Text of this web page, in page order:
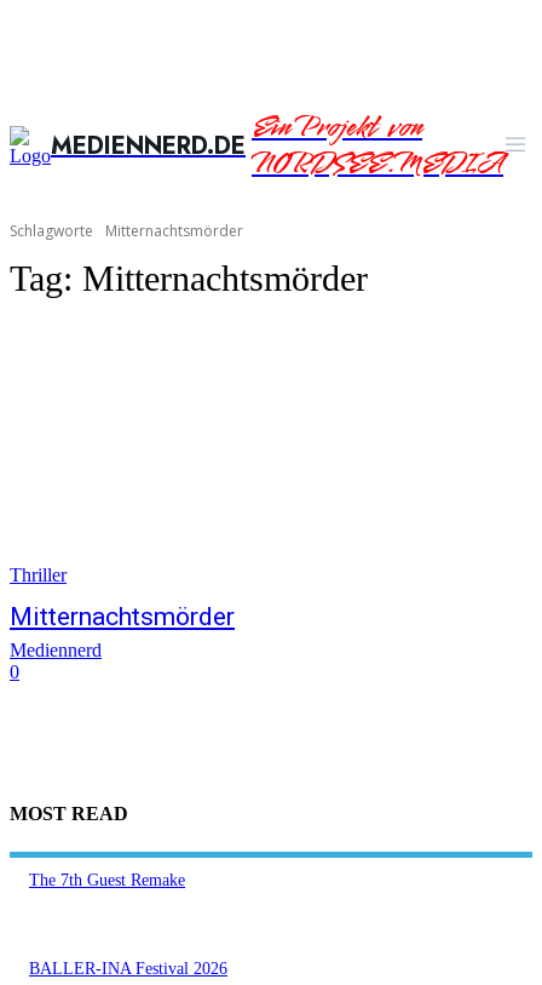
MEDIENNERD.DEEin Projekt von
NORDSEE.MEDIA
Schlagworte Mitternachtsmörder
Tag: Mitternachtsmörder
Thriller
Mitternachtsmörder
Mediennerd
0
MOST READ
The 7th Guest Remake
BALLER-INA Festival 2026